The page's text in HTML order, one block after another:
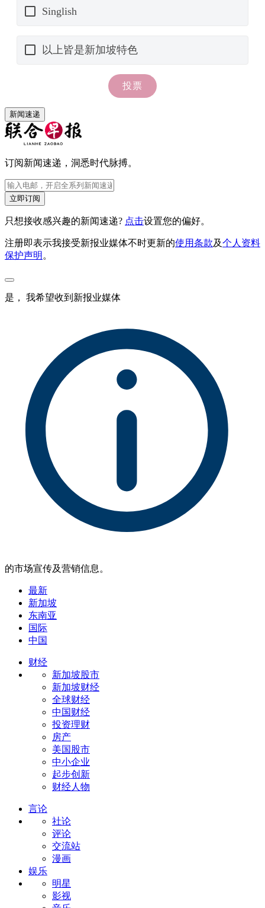
新闻速递
订阅新闻速递，洞悉时代脉搏。
立即订阅
只想接收感兴趣的新闻速递? 点击设置您的偏好。
注册即表示我接受新报业媒体不时更新的使用条款及个人资料
保护声明 。
是， 我希望收到新报业媒体
的市场宣传及营销信息。
最新
新加坡
东南亚
国际
中国
财经
新加坡股市
新加坡财经
全球财经
中国财经
投资理财
房产
美国股市
中小企业
起步创新
财经人物
言论
社论
评论
交流站
漫画
娱乐
明星
影视